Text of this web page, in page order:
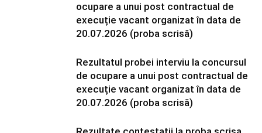
ocupare a unui post contractual de
execuție vacant organizat în data de
20.07.2026 (proba scrisă)
Rezultatul probei interviu la concursul
de ocupare a unui post contractual de
execuție vacant organizat în data de
20.07.2026 (proba scrisă)